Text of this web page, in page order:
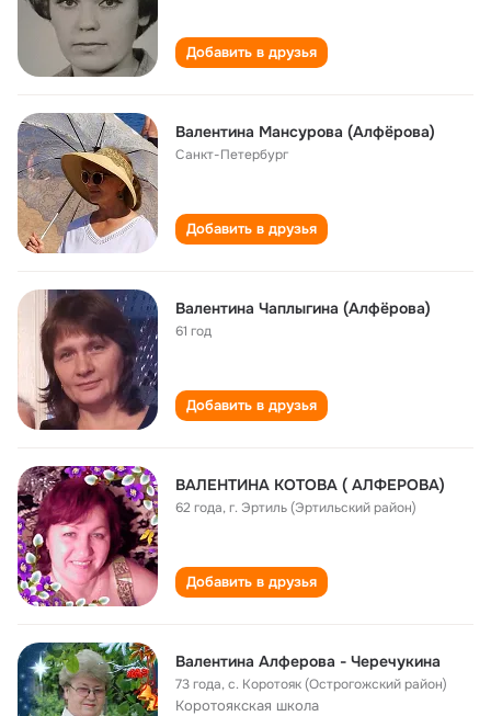
Добавить в друзья
Валентина Мансурова (Алфёрова)
Санкт-Петербург
Добавить в друзья
Валентина Чаплыгина (Алфёрова)
61 год
Добавить в друзья
ВАЛЕНТИНА КОТОВА ( АЛФЕРОВА)
62 года,г. Эртиль (Эртильский район)
Добавить в друзья
Валентина Алферова - Черечукина
73 года,с. Коротояк (Острогожский район)
Коротоякская школа